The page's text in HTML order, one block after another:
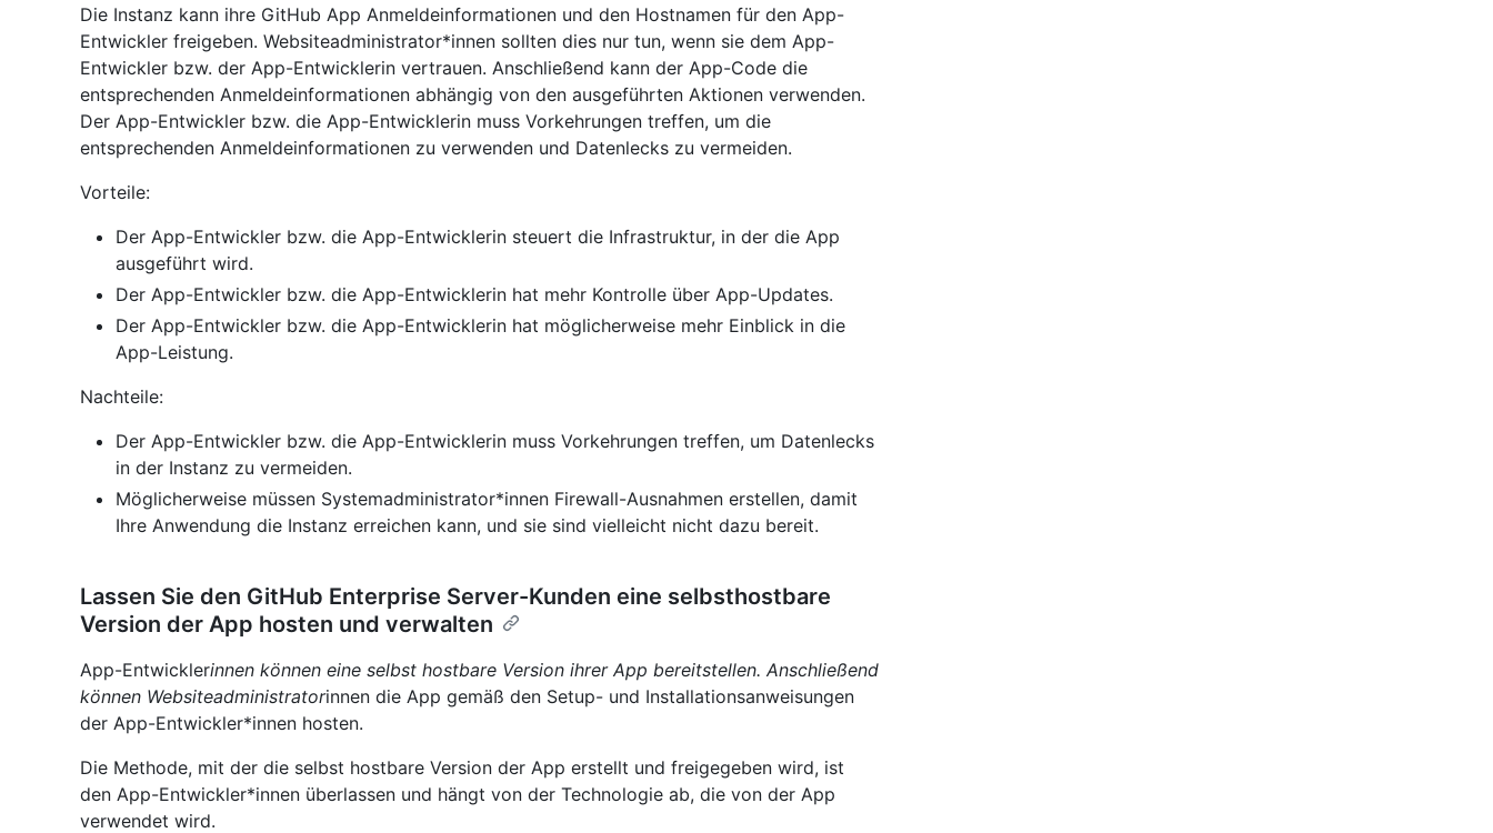
Die Instanz kann ihre GitHub App Anmeldeinformationen und den Hostnamen für den App-
Entwickler freigeben. Websiteadministrator*innen sollten dies nur tun, wenn sie dem App-
Entwickler bzw. der App-Entwicklerin vertrauen. Anschließend kann der App-Code die
entsprechenden Anmeldeinformationen abhängig von den ausgeführten Aktionen verwenden.
Der App-Entwickler bzw. die App-Entwicklerin muss Vorkehrungen treffen, um die
entsprechenden Anmeldeinformationen zu verwenden und Datenlecks zu vermeiden.
Vorteile:
Der App-Entwickler bzw. die App-Entwicklerin steuert die Infrastruktur, in der die App
ausgeführt wird.
Der App-Entwickler bzw. die App-Entwicklerin hat mehr Kontrolle über App-Updates.
Der App-Entwickler bzw. die App-Entwicklerin hat möglicherweise mehr Einblick in die
App-Leistung.
Nachteile:
Der App-Entwickler bzw. die App-Entwicklerin muss Vorkehrungen treffen, um Datenlecks
in der Instanz zu vermeiden.
Möglicherweise müssen Systemadministrator*innen Firewall-Ausnahmen erstellen, damit
Ihre Anwendung die Instanz erreichen kann, und sie sind vielleicht nicht dazu bereit.
Lassen Sie den GitHub Enterprise Server-Kunden eine selbsthostbare
Version der App hosten und verwalten
App-Entwicklerinnen können eine selbst hostbare Version ihrer App bereitstellen. Anschließend
können Websiteadministratorinnen die App gemäß den Setup- und Installationsanweisungen
der App-Entwickler*innen hosten.
Die Methode, mit der die selbst hostbare Version der App erstellt und freigegeben wird, ist
den App-Entwickler*innen überlassen und hängt von der Technologie ab, die von der App
verwendet wird.